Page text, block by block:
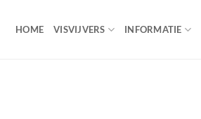
HOME VISVIJVERS INFORMATIE